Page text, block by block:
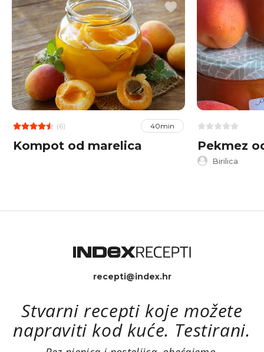
(6) 40min
Kompot od marelica Pekmez
Birilica
recepti@index.hr
Stvarni recepti koje možete
napraviti kod kuće. Testirani.